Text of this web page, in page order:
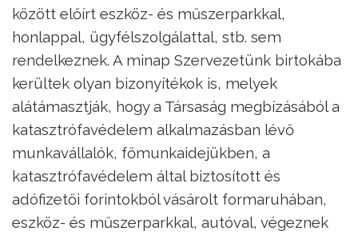
között előírt eszköz- és műszerparkkal,
honlappal, ügyfélszolgálattal, stb. sem
rendelkeznek. A minap Szervezetünk birtokába
kerültek olyan bizonyítékok is, melyek
alátámasztják, hogy a Társaság megbízásából a
katasztrófavédelem alkalmazásban lévő
munkavállalók, főmunkaidejükben, a
katasztrófavédelem által biztosított és
adófizetői forintokból vásárolt formaruhában,
eszköz- és műszerparkkal, autóval, végeznek